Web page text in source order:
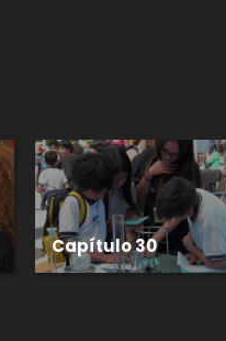
Capítulo 30